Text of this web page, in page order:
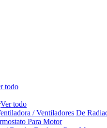
todo
Ver todo
/ Ventiladores De
Para Motor